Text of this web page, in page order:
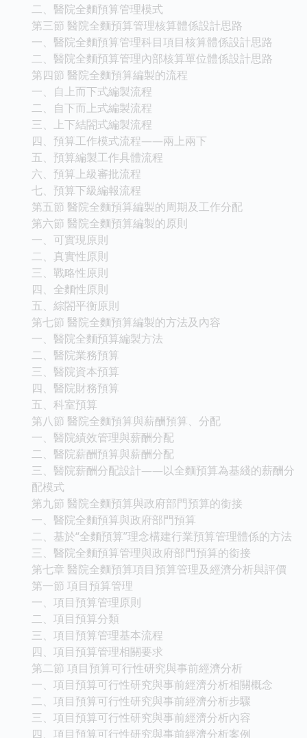
二、醫院全麵預算管理模式
第三節 醫院全麵預算管理核算體係設計思路
一、醫院全麵預算管理科目項目核算體係設計思路
二、醫院全麵預算管理內部核算單位體係設計思路
第四節 醫院全麵預算編製的流程
一、自上而下式編製流程
二、自下而上式編製流程
三、上下結閤式編製流程
四、預算工作模式流程——兩上兩下
五、預算編製工作具體流程
六、預算上級審批流程
七、預算下級編報流程
第五節 醫院全麵預算編製的周期及工作分配
第六節 醫院全麵預算編製的原則
一、可實現原則
二、真實性原則
三、戰略性原則
四、全麵性原則
五、綜閤平衡原則
第七節 醫院全麵預算編製的方法及內容
一、醫院全麵預算編製方法
二、醫院業務預算
三、醫院資本預算
四、醫院財務預算
五、科室預算
第八節 醫院全麵預算與薪酬預算、分配
一、醫院績效管理與薪酬分配
二、醫院薪酬預算與薪酬分配
三、醫院薪酬分配設計——以全麵預算為基綫的薪酬分
配模式
第九節 醫院全麵預算與政府部門預算的銜接
一、醫院全麵預算與政府部門預算
二、基於“全麵預算”理念構建行業預算管理體係的方法
三、醫院全麵預算管理與政府部門預算的銜接
第七章 醫院全麵預算項目預算管理及經濟分析與評價
第一節 項目預算管理
一、項目預算管理原則
二、項目預算分類
三、項目預算管理基本流程
四、項目預算管理相關要求
第二節 項目預算可行性研究與事前經濟分析
一、項目預算可行性研究與事前經濟分析相關概念
二、項目預算可行性研究與事前經濟分析步驟
三、項目預算可行性研究與事前經濟分析內容
四、項目預算可行性研究與事前經濟分析案例